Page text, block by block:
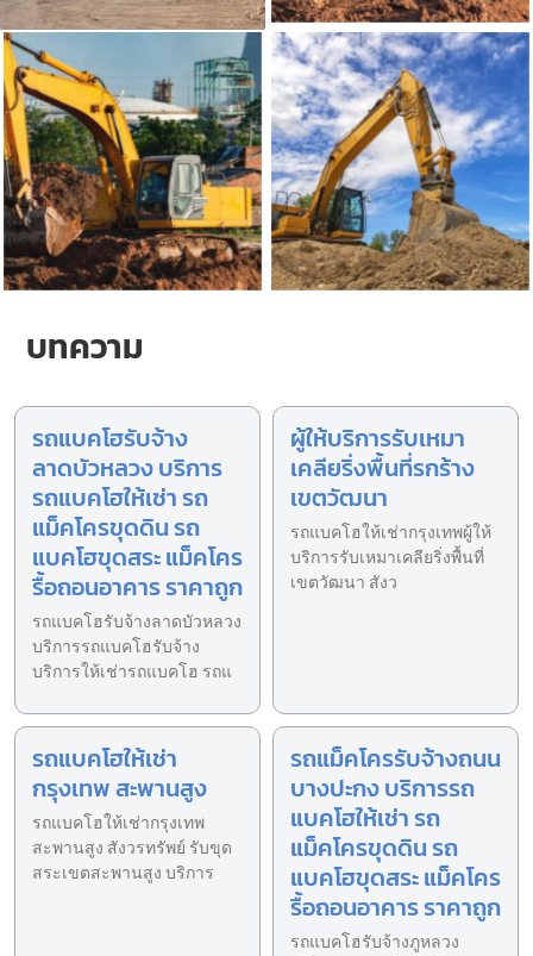
บทความ
รถแบคโฮรับจ้าง
ลาดบัวหลวง บริการ
รถแบคโฮให้เช่า รถ
แม็คโครขุดดิน รถ
แบคโฮขุดสระ แม็คโคร
รื้อถอนอาคาร ราคาถูก
รถแบคโฮรับจ้างลาดบัวหลวง
บริการรถแบคโฮรับจ้าง
บริการให้เช่ารถแบคโฮ รถแ
ผู้ให้บริการรับเหมา
เคลียริ่งพื้นที่รกร้าง
เขตวัฒนา
รถแบคโฮให้เช่ากรุงเทพผู้ให้
บริการรับเหมาเคลียริ่งพื้นที่
เขตวัฒนา สังว
รถแบคโฮให้เช่า
กรุงเทพ สะพานสูง
รถแบคโฮให้เช่ากรุงเทพ
สะพานสูง สังวรทรัพย์ รับขุด
สระเขตสะพานสูง บริการ
รถแม็คโครรับจ้างถนน
บางปะกง บริการรถ
แบคโฮให้เช่า รถ
แม็คโครขุดดิน รถ
แบคโฮขุดสระ แม็คโคร
รื้อถอนอาคาร ราคาถูก
รถแบคโฮรับจ้างภูหลวง